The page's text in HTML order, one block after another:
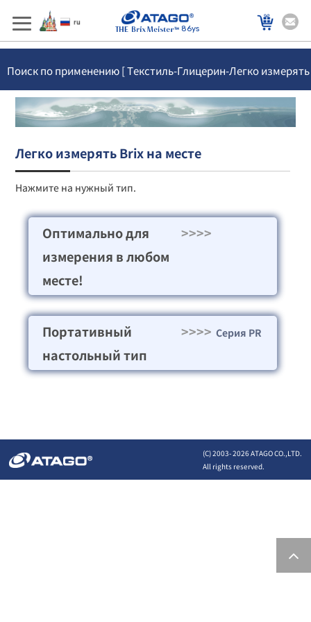
86ys
Поиск по применению [ Текстиль-Глицерин-Легко измерять
Легко измерять Brix на месте
Нажмите на нужный тип.
Оптимально для
измерения в любом
месте!
>>>>
Портативный
настольный тип
>>>> Cерия PR
(C) 2003-2026 ATAGO CO.,LTD.
All rights reserved.